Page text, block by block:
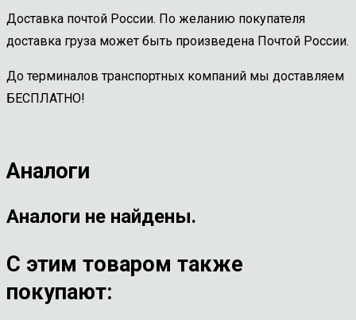
Доставка почтой России. По желанию покупателя
доставка груза может быть произведена Почтой России.
До терминалов транспортных компаний мы доставляем
БЕСПЛАТНО!
Аналоги
Аналоги не найдены.
С этим товаром также
покупают: